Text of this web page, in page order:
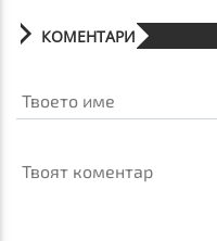
КОМЕНТАРИ
Твоето име
Твоят коментар